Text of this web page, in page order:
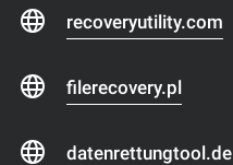
recoveryutility.com
filerecovery.pl
datenrettungtool.de